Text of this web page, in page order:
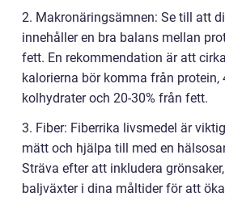
2. Makronäringsämnen: Se till att
innehåller en bra balans mellan
fett. En rekommendation är att
kalorierna bör komma från protein,
kolhydrater och 20-30% från fett.
3. Fiber: Fiberrika livsmedel är
mätt och hjälpa till med en
Sträva efter att inkludera
baljväxter i dina måltider för att